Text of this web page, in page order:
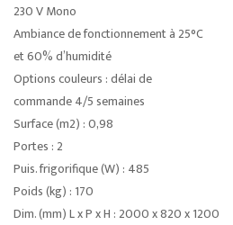
230 V Mono
Ambiance de fonctionnement à 25°C
et 60% d’humidité
Options couleurs : délai de
commande 4/5 semaines
Surface (m2) : 0,98
Portes : 2
Puis. frigorifique (W) : 485
Poids (kg) : 170
Dim. (mm) L x P x H : 2000 x 820 x 1200